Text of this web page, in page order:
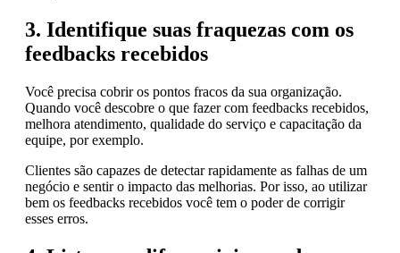
3. Identifique suas fraquezas com os
feedbacks recebidos
Você precisa cobrir os pontos fracos da sua organização.
Quando você descobre o que fazer com feedbacks recebidos,
melhora atendimento, qualidade do serviço e capacitação da
equipe, por exemplo.
Clientes são capazes de detectar rapidamente as falhas de um
negócio e sentir o impacto das melhorias. Por isso, ao utilizar
bem os feedbacks recebidos você tem o poder de corrigir
esses erros.